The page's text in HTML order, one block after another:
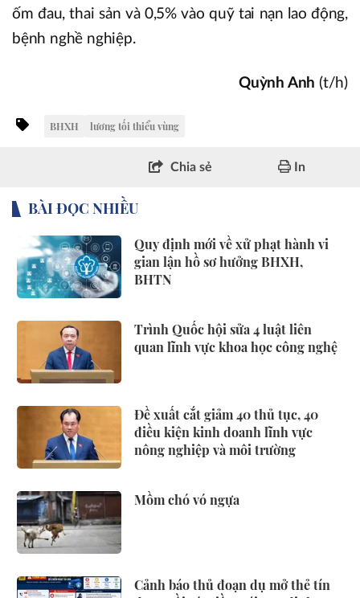
ốm đau, thai sản và 0,5% vào quỹ tai nạn lao động,
bệnh nghề nghiệp.
Quỳnh Anh (t/h)
BHXH lương tối thiểu vùng
Chia sẻ In
BÀI ĐỌC NHIỀU
Quy định mới về xử phạt hành vi
gian lận hồ sơ hưởng BHXH,
BHTN
Trình Quốc hội sửa 4 luật liên
quan lĩnh vực khoa học công nghệ
Đề xuất cắt giảm 40 thủ tục, 40
điều kiện kinh doanh lĩnh vực
nông nghiệp và môi trường
Mồm chó vó ngựa
Cảnh báo thủ đoạn dụ mở thẻ tín